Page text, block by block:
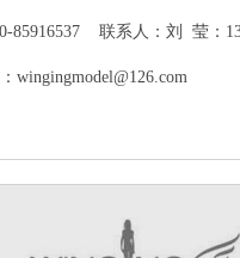
85916537 联系人：刘 莹：
wingingmodel@126.com